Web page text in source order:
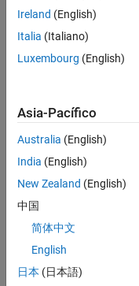
Stats
3047
Solutions
2242
Ireland (English)
Italia (Italiano)
Luxembourg (English)
Asia-Pacífico
Australia (English)
India (English)
New Zealand (English)
中国
简体中文
English
日本 (日本語)